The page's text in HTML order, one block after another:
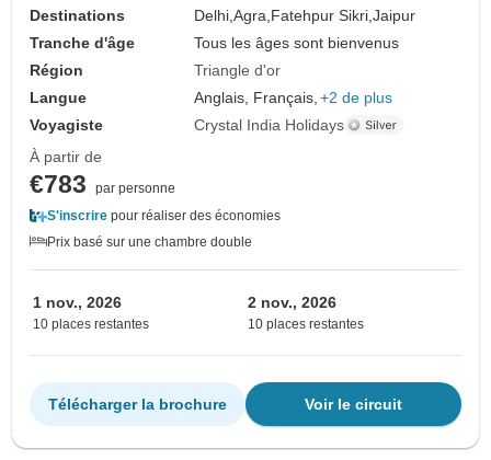
Destinations
Delhi,Agra, Fatehpur Sikri,Jaipur
Tranche d'âge
Tous les âges sont bienvenus
Région
Triangle d'or
Langue
Anglais, Français, +2 de plus
Voyagiste
Crystal India Holidays
À partir de
€783
par personne
S'inscrire pour réaliser des économies
Prix basé sur une chambre double
1 nov., 2026
10 places restantes
2 nov., 2026
10 places restantes
Voir le circuit
Télécharger la brochure